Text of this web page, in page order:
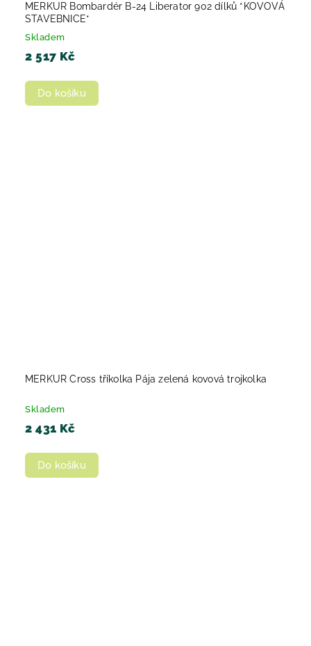
MERKUR Bombardér B-24 Liberator 902 dílků *KOVOVÁ
STAVEBNICE*
Skladem
2 517 Kč
Do košíku
MERKUR Cross tříkolka Pája zelená kovová trojkolka
Skladem
2 431 Kč
Do košíku